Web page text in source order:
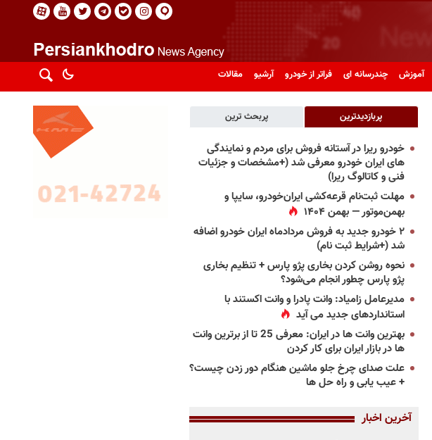
آموزش چندرسانه ای فراتر از خودرو آرشیو مقالات
پربازدیدترین پربحث ترین
خودرو ریرا در آستانه فروش برای مردم و نمایندگی
های ایران خودرو معرفی شد (+مشخصات و جزئیات
فنی و کاتالوگ ریرا)
مهلت ثبت‌نام قرعه‌کشی ایران‌خودرو، سایپا و
بهمن‌موتور — بهمن ۱۴۰۴
۲ خودرو جدید به فروش مردادماه ایران خودرو اضافه
شد (+شرایط ثبت نام)
نحوه روشن کردن بخاری پژو پارس + تنظیم بخاری
پژو پارس چطور انجام می‌شود؟
مدیرعامل زامیاد: وانت پادرا و وانت اکستند با
استانداردهای جدید می آید
بهترین وانت ها در ایران: معرفی 25 تا از برترین وانت
ها در بازار ایران برای کار کردن
علت صدای چرخ جلو ماشین هنگام دور زدن چیست؟
+ عیب یابی و راه حل ها
آخرین اخبار